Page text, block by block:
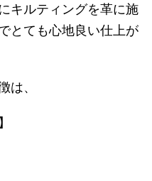
キルティングを革に施
とても心地良い仕上が
は、